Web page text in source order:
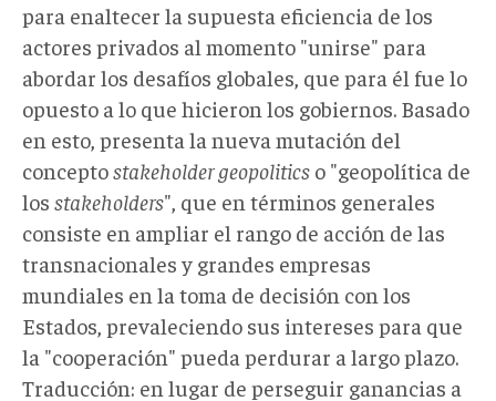
para enaltecer la supuesta eficiencia de los
actores privados al momento "unirse" para
abordar los desafíos globales, que para él fue lo
opuesto a lo que hicieron los gobiernos. Basado
en esto, presenta la nueva mutación del
conceptostakeholder geopolitics o "geopolítica de
los stakeholders", que en términos generales
consiste en ampliar el rango de acción de las
transnacionales y grandes empresas
mundiales en la toma de decisión con los
Estados, prevaleciendo sus intereses para que
la "cooperación" pueda perdurar a largo plazo.
Traducción: en lugar de perseguir ganancias a